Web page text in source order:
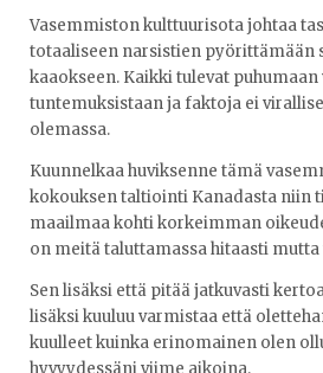
Vasemmiston kulttuurisota johtaa
totaaliseen narsistien pyörittämään
kaaokseen. Kaikki tulevat
tuntemuksistaan ja faktoja ei
olemassa.
Kuunnelkaa huviksenne tämä
kokouksen taltiointi Kanadasta niin
maailmaa kohti korkeimman
on meitä taluttamassa hitaasti
Sen lisäksi että pitää jatkuvasti
lisäksi kuuluu varmistaa että
kuulleet kuinka erinomainen olen